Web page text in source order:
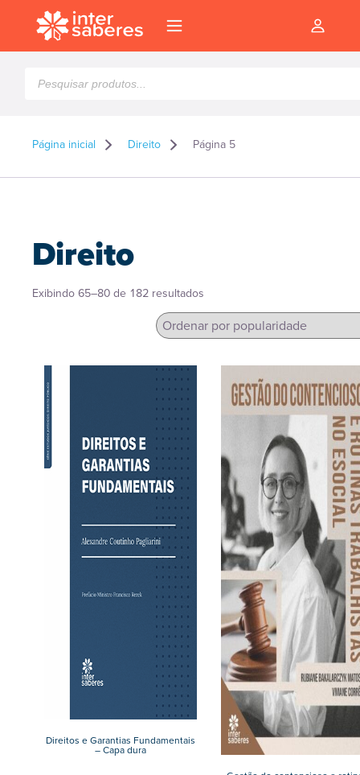
produtos
Página inicial Direito Página 5
Direito
Exibindo 65–80 de 182 resultados
popularidade
Direitos e Garantias Fundamentais
– Capa dura